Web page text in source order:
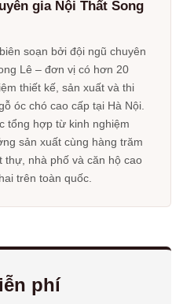
gia Nội Thất Song
soạn bởi đội ngũ chuyên
Lê – đơn vị có hơn 20
thiết kế, sản xuất và thi
óc chó cao cấp tại Hà Nội.
tổng hợp từ kinh nghiệm
sản xuất cùng hàng trăm
thự, nhà phố và căn hộ cao
trên toàn quốc.
phí